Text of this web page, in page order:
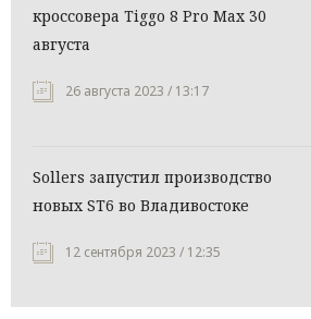
кроссовера Tiggo 8 Pro Max 30
августа
26 августа 2023 / 13:17
Sollers запустил производство
новых ST6 во Владивостоке
12 сентября 2023 / 12:35